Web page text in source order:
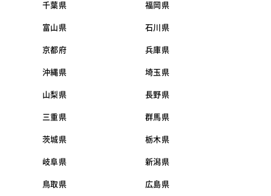
千葉県 福岡県
富山県 石川県
京都府 兵庫県
沖縄県 埼玉県
山梨県 長野県
三重県 群馬県
茨城県 栃木県
岐阜県 新潟県
鳥取県 広島県